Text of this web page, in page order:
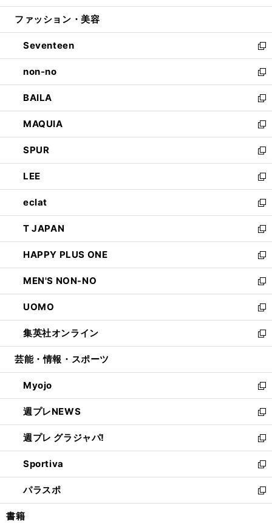
開
ウ
開
く
ン
ウ
で
開
く
ウ
ン
ド
ウ
で
開
く
ファッション・美容
Seventeen
新
し
い
ウ
ィ
ン
ド
ウ
で
開
く
non-no
新
し
い
ウ
ィ
ン
ド
ウ
で
開
く
BAILA
新
し
い
ウ
ィ
ン
ド
ウ
で
開
く
MAQUIA
新
し
い
ウ
ィ
ン
ド
ウ
で
開
く
SPUR
新
し
い
ウ
ィ
ン
ド
ウ
で
開
く
LEE
新
し
い
ウ
ィ
ン
ド
ウ
で
開
く
eclat
新
し
い
ウ
ィ
ン
ド
ウ
で
開
く
T JAPAN
新
し
い
ウ
ィ
ン
ド
ウ
で
開
HAPPY PLUS ONE
新
し
い
ウ
ィ
ン
ド
ウ
開
く
MEN'S NON-NO
新
し
い
ウ
ィ
ン
ウ
で
開
く
UOMO
新
し
い
ウ
ン
ド
ウ
で
開
く
集英社オンライン
新
し
ウ
ィ
ン
ド
ウ
で
開
く
芸能・情報・スポーツ
Myojo
新
し
い
ウ
ィ
ン
ド
ウ
で
開
週プレNEWS
新
し
い
ウ
ィ
ン
ド
ウ
週プレ グラジャパ!
新
し
い
ウ
ィ
ン
Sportiva
新
し
い
ウ
パラスポ
新
し
書籍